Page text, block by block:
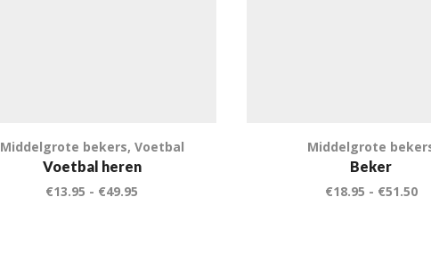
Middelgrote bekers, Voetbal
Voetbal heren
€13.95 - €49.95
Middelgrote
Beker
€18.95 - €51.50